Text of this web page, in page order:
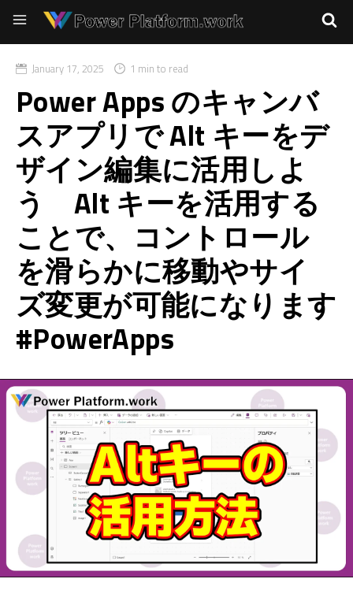
January 17, 2025 1 min to read
Power Apps のキャンバ
スアプリで Alt キーをデ
ザイン編集に活用しよ
う Alt キーを活用する
ことで、コントロール
を滑らかに移動やサイ
ズ変更が可能になります
#PowerApps